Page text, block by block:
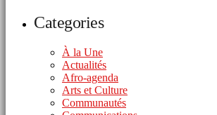
Categories
À la Une
Actualités
Afro-agenda
Arts et Culture
Communautés